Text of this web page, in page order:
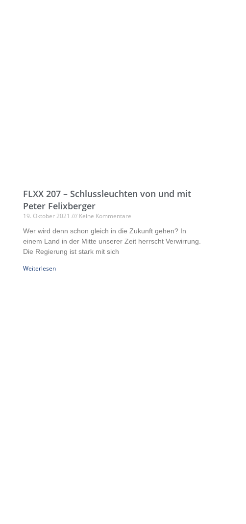
FLXX 207 – Schlussleuchten von und mit
Peter Felixberger
19. Oktober 2021 Keine Kommentare
Wer wird denn schon gleich in die Zukunft gehen? In
einem Land in der Mitte unserer Zeit herrscht Verwirrung.
Die Regierung ist stark mit sich
Weiterlesen